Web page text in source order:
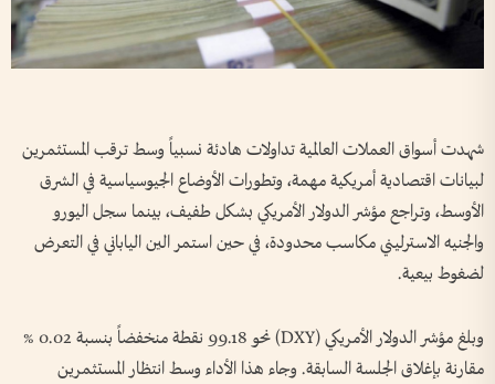
شهدت أسواق العملات العالمية تداولات هادئة نسبياً وسط ترقب المستثمرين
لبيانات اقتصادية أمريكية مهمة، وتطورات الأوضاع الجيوسياسية في الشرق
الأوسط، وتراجع مؤشر الدولار الأمريكي بشكل طفيف، بينما سجل اليورو
والجنيه الاسترليني مكاسب محدودة، في حين استمر الين الياباني في التعرض
لضغوط بيعية.
وبلغ مؤشر الدولار الأمريكي (DXY) نحو 99.18 نقطة منخفضاً بنسبة 0.02 %
مقارنة بإغلاق الجلسة السابقة. وجاء هذا الأداء وسط انتظار المستثمرين